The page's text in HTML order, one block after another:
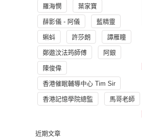
羅海憫 葉家寶
薛影儀 - 阿儀 藍精靈
蝌蚪 許莎朗 譚雁瞳
鄭遨汶法筠師傅 阿銀
陳俊偉
香港催眠輔導中心 Tim Sir
香港記憶學院總監 馬哥老師
近期文章